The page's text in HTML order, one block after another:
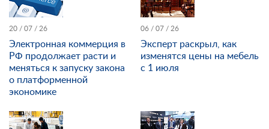
20 / 07 / 26
Электронная коммерция в
РФ продолжает расти и
меняться к запуску закона
о платформенной
экономике
06 / 07 / 26
Эксперт раскрыл, как
изменятся цены на мебель
с 1 июля